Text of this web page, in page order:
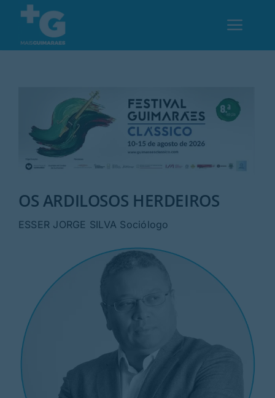
content
Desporto
Opinião
Jornal
Search
OS ARDILOSOS HERDEIROS
ESSER JORGE SILVA Sociólogo